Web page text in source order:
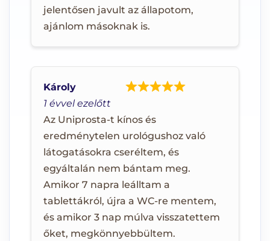
jelentősen javult az állapotom,
ajánlom másoknak is.
1 évvel ezelőtt
Az Uniprosta-t kínos és
eredménytelen urológushoz való
látogatásokra cseréltem, és
egyáltalán nem bántam meg.
Amikor 7 napra leálltam a
tablettákról, újra a WC-re mentem,
és amikor 3 nap múlva visszatettem
őket, megkönnyebbültem.
Károly